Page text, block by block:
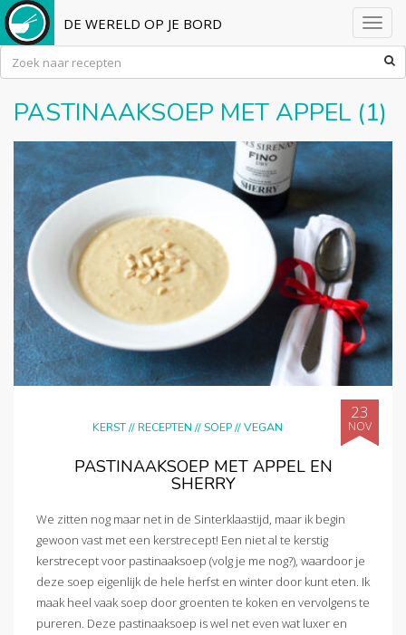
DE WERELD OP JE BORD
PASTINAAKSOEP MET APPEL (1)
KERST//RECEPTEN //SOEP//VEGAN
23
NOV
PASTINAAKSOEP MET APPEL EN
SHERRY
We zitten nog maar net in de Sinterklaastijd, maar ik begin
gewoon vast met een kerstrecept! Een niet al te kerstig
kerstrecept voor pastinaaksoep (volg je me nog?), waardoor je
deze soep eigenlijk de hele herfst en winter door kunt eten. Ik
maak heel vaak soep door groenten te koken en vervolgens te
pureren. Deze pastinaaksoep is wel net even wat luxer en